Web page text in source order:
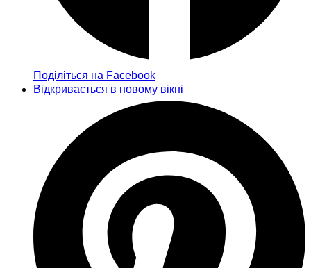
Поділіться на Facebook
Відкривається в новому вікні